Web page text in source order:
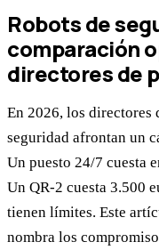
Robots de
comparación
directores de
En 2026, los directores
seguridad afrontan un
Un puesto 24/7 cuesta
Un QR-2 cuesta 3.500
tienen límites. Este
nombra los